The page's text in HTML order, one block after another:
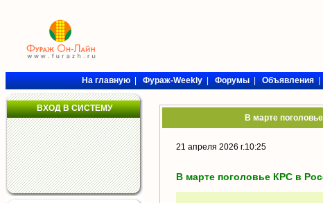
На главную|Фураж-Weekly|Форумы|Объявления
ВХОД В СИСТЕМУ
В марте
21 апреля 2026 г.10:25
В марте поголовье КРС в